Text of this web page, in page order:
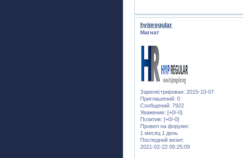
hyipregular
Магнат
Зарегистрирован: 2015-10-07
Приглашений: 0
Сообщений: 7922
Уважение: [+0/-0]
Позитив: [+0/-0]
Провел на форуме:
1 месяц 1 день
Последний визит:
2021-02-22 05:25:09